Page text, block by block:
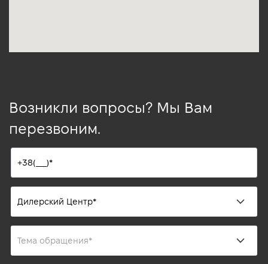
Возникли вопросы? Мы Вам
перезвоним.